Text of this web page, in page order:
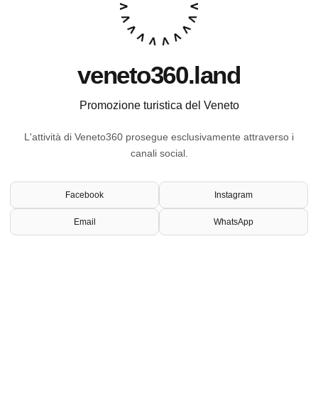
veneto360.land
Promozione turistica del Veneto
L'attività di Veneto360 prosegue esclusivamente attraverso i
canali social.
Facebook Instagram
Email WhatsApp